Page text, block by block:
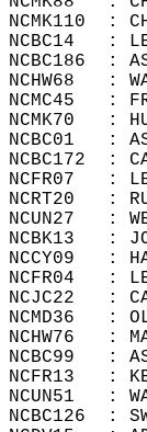
NCMK110
NCBC14
NCBC186
NCHW68   :
NCMC45
NCMK70   :
NCBC01   :
NCBC172
NCFR07   :
NCRT20   :
NCUN27   :
NCBK13   :
NCCY09   :
NCFR04   :
NCJC22   :
NCMD36
NCHW76   :
NCBC99   :
NCFR13   :
NCUN51   :
NCBC126  :